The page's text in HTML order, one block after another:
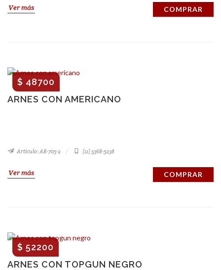
Ver más COMPRAR
ARNES CON AMERICANO
$ 48700
Artículo: AR-705-2 (11) 5368-5238
Ver más COMPRAR
ARNES CON TOPGUN NEGRO
$ 52200